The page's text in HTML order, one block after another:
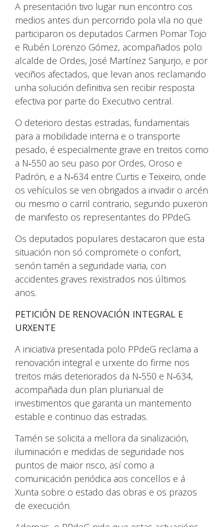
A presentación tivo lugar nun encontro cos
medios antes dun percorrido pola vila no que
participaron os deputados Carmen Pomar Tojo
e Rubén Lorenzo Gómez, acompañados polo
alcalde de Ordes, José Martínez Sanjurjo, e por
veciños afectados, que levan anos reclamando
unha solución definitiva sen recibir resposta
efectiva por parte do Executivo central.
O deterioro destas estradas, fundamentais
para a mobilidade interna e o transporte
pesado, é especialmente grave en treitos como
a N‑550 ao seu paso por Ordes, Oroso e
Padrón, e a N‑634 entre Curtis e Teixeiro, onde
os vehículos se ven obrigados a invadir o arcén
ou mesmo o carril contrario, segundo puxeron
de manifesto os representantes do PPdeG.
Os deputados populares destacaron que esta
situación non só compromete o confort,
senón tamén a seguridade viaria, con
accidentes graves rexistrados nos últimos
anos.
PETICIÓN DE RENOVACIÓN INTEGRAL E
URXENTE
A iniciativa presentada polo PPdeG reclama a
renovación integral e urxente do firme nos
treitos máis deteriorados da N‑550 e N‑634,
acompañada dun plan plurianual de
investimentos que garanta un mantemento
estable e continuo das estradas.
Tamén se solicita a mellora da sinalización,
iluminación e medidas de seguridade nos
puntos de maior risco, así como a
comunicación periódica aos concellos e á
Xunta sobre o estado das obras e os prazos
de execución.